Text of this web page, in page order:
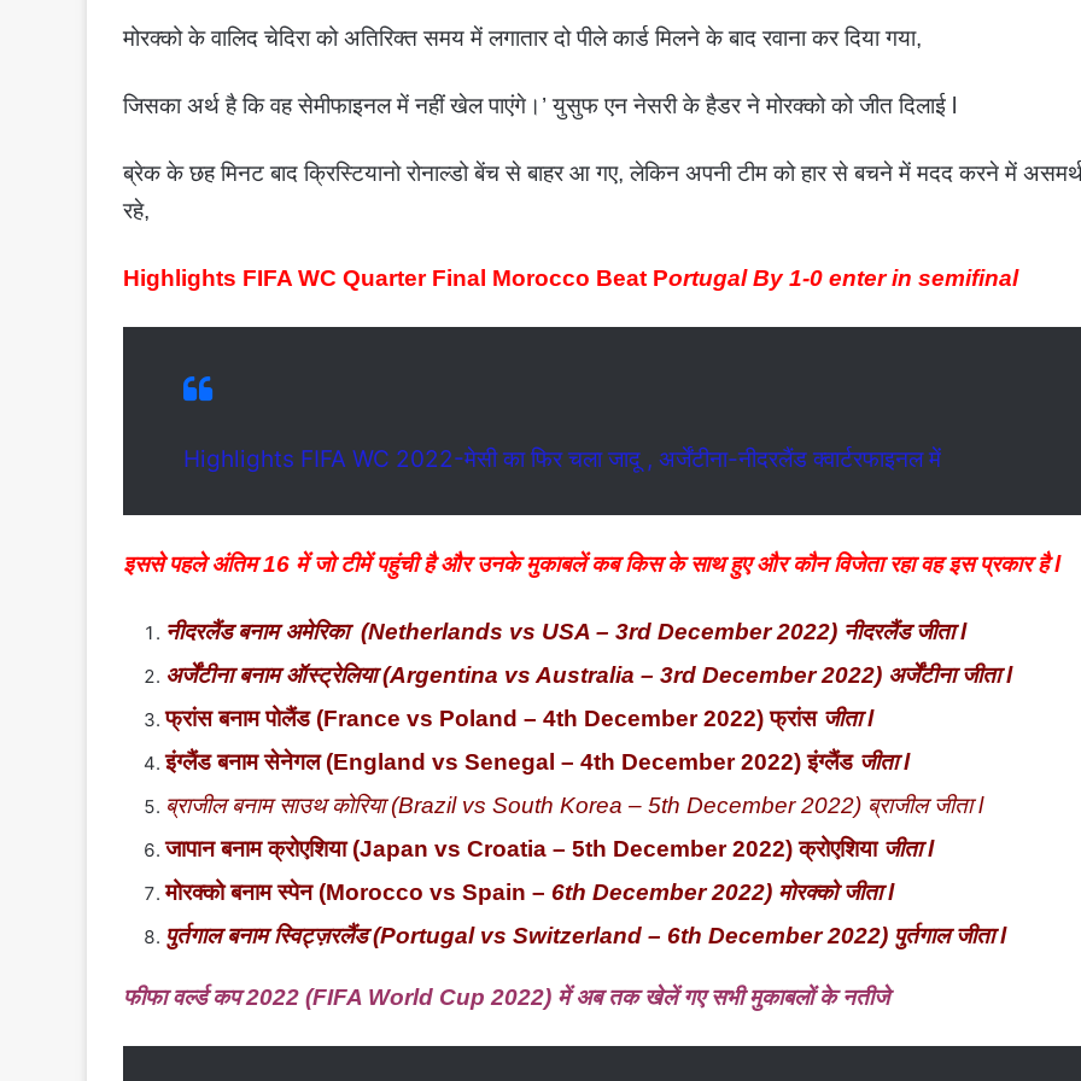
मोरक्को के वालिद चेदिरा को अतिरिक्त समय में लगातार दो पीले कार्ड मिलने के बाद रवाना कर दिया गया,
जिसका अर्थ है कि वह सेमीफाइनल में नहीं खेल पाएंगे।’ युसुफ एन नेसरी के हैडर ने मोरक्को को जीत दिलाई l
ब्रेक के छह मिनट बाद क्रिस्टियानो रोनाल्डो बेंच से बाहर आ गए, लेकिन अपनी टीम को हार से बचने में मदद करने में
रहे,
Highlights FIFA WC Quarter Final Morocco Beat Portugal By 1-0 enter in semifinal
Highlights FIFA WC 2022-मेसी का फिर चला जादू , अर्जेंटीना-नीदरलैंड क्वार्टरफाइनल में
इससे पहले अंतिम 16 में जो टीमें पहुंची है और उनके मुकाबलें कब किस के साथ हुए और कौन विजेता रहा वह इस प्रकार है l
नीदरलैंड बनाम अमेरिका (Netherlands vs USA – 3rd December 2022) नीदरलैंड जीता l
अर्जेंटीना बनाम ऑस्ट्रेलिया (Argentina vs Australia – 3rd December 2022) अर्जेंटीना जीता l
फ्रांस बनाम पोलैंड (France vs Poland – 4th December 2022) फ्रांस जीता l
इंग्लैंड बनाम सेनेगल (England vs Senegal – 4th December 2022) इंग्लैंड जीता l
ब्राजील बनाम साउथ कोरिया (Brazil vs South Korea – 5th December 2022) ब्राजील जीता l
जापान बनाम क्रोएशिया (Japan vs Croatia – 5th December 2022) क्रोएशिया जीता l
मोरक्को बनाम स्पेन (Morocco vs Spain – 6th December 2022) मोरक्कोजीता l
पुर्तगाल बनाम स्विट्ज़रलैंड (Portugal vs Switzerland – 6th December 2022) पुर्तगाल जीता l
फीफा वर्ल्ड कप 2022 (FIFA World Cup 2022) में अब तक खेलें गए सभी मुकाबलों के नतीजे